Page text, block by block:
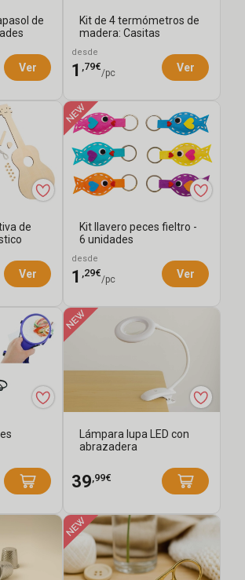
de
Ver
Kit de 4 termómetros de
madera: Casitas
desde
1 ,79€
/pc Ver
de
Ver
Kit llavero peces fieltro -
6 unidades
desde
1 ,29€
/pc Ver
Lámpara lupa LED con
abrazadera
39 ,99€